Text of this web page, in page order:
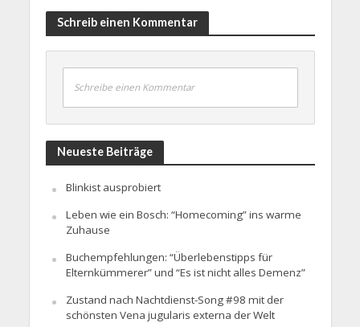
Schreib einen Kommentar
Schreibe einen Kommentar
Neueste Beiträge
Blinkist ausprobiert
Leben wie ein Bosch: “Homecoming” ins warme
Zuhause
Buchempfehlungen: “Überlebenstipps für
Elternkümmerer” und “Es ist nicht alles Demenz”
Zustand nach Nachtdienst-Song #98 mit der
schönsten Vena jugularis externa der Welt